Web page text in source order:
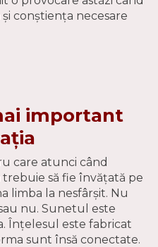
conştienţa necesare
important
care atunci când
trebuie să fie învăţată pe
limba la nesfârşit. Nu
nu. Sunetul este
Înţelesul este fabricat
sunt însă conectate.